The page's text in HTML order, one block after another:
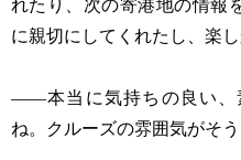
れたり、次の寄港地の情報
に親切にしてくれたし、楽し
——本当に気持ちの良い、
ね。クルーズの雰囲気がそ